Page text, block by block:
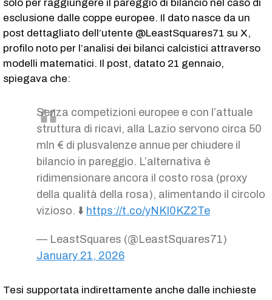
solo per raggiungere il pareggio di bilancio nel caso di
esclusione dalle coppe europee. Il dato nasce da un
post dettagliato dell’utente @LeastSquares71 su X,
profilo noto per l’analisi dei bilanci calcistici attraverso
modelli matematici. Il post, datato 21 gennaio,
spiegava che:
Senza competizioni europee e con l’attuale
struttura di ricavi, alla Lazio servono circa 50
mln € di plusvalenze annue per chiudere il
bilancio in pareggio. L’alternativa è
ridimensionare ancora il costo rosa (proxy
della qualità della rosa), alimentando il circolo
vizioso. ⬇️ https://t.co/yNKI0KZ2Te
— LeastSquares (@LeastSquares71)
January 21, 2026
Tesi supportata indirettamente anche dalle inchieste